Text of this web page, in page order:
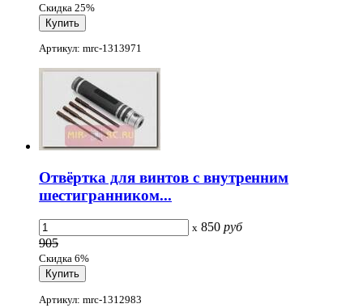
Скидка 25%
Артикул: mrc-1313971
Отвёртка для винтов с внутренним
шестигранником...
x 850 руб
905
Скидка 6%
Артикул: mrc-1312983